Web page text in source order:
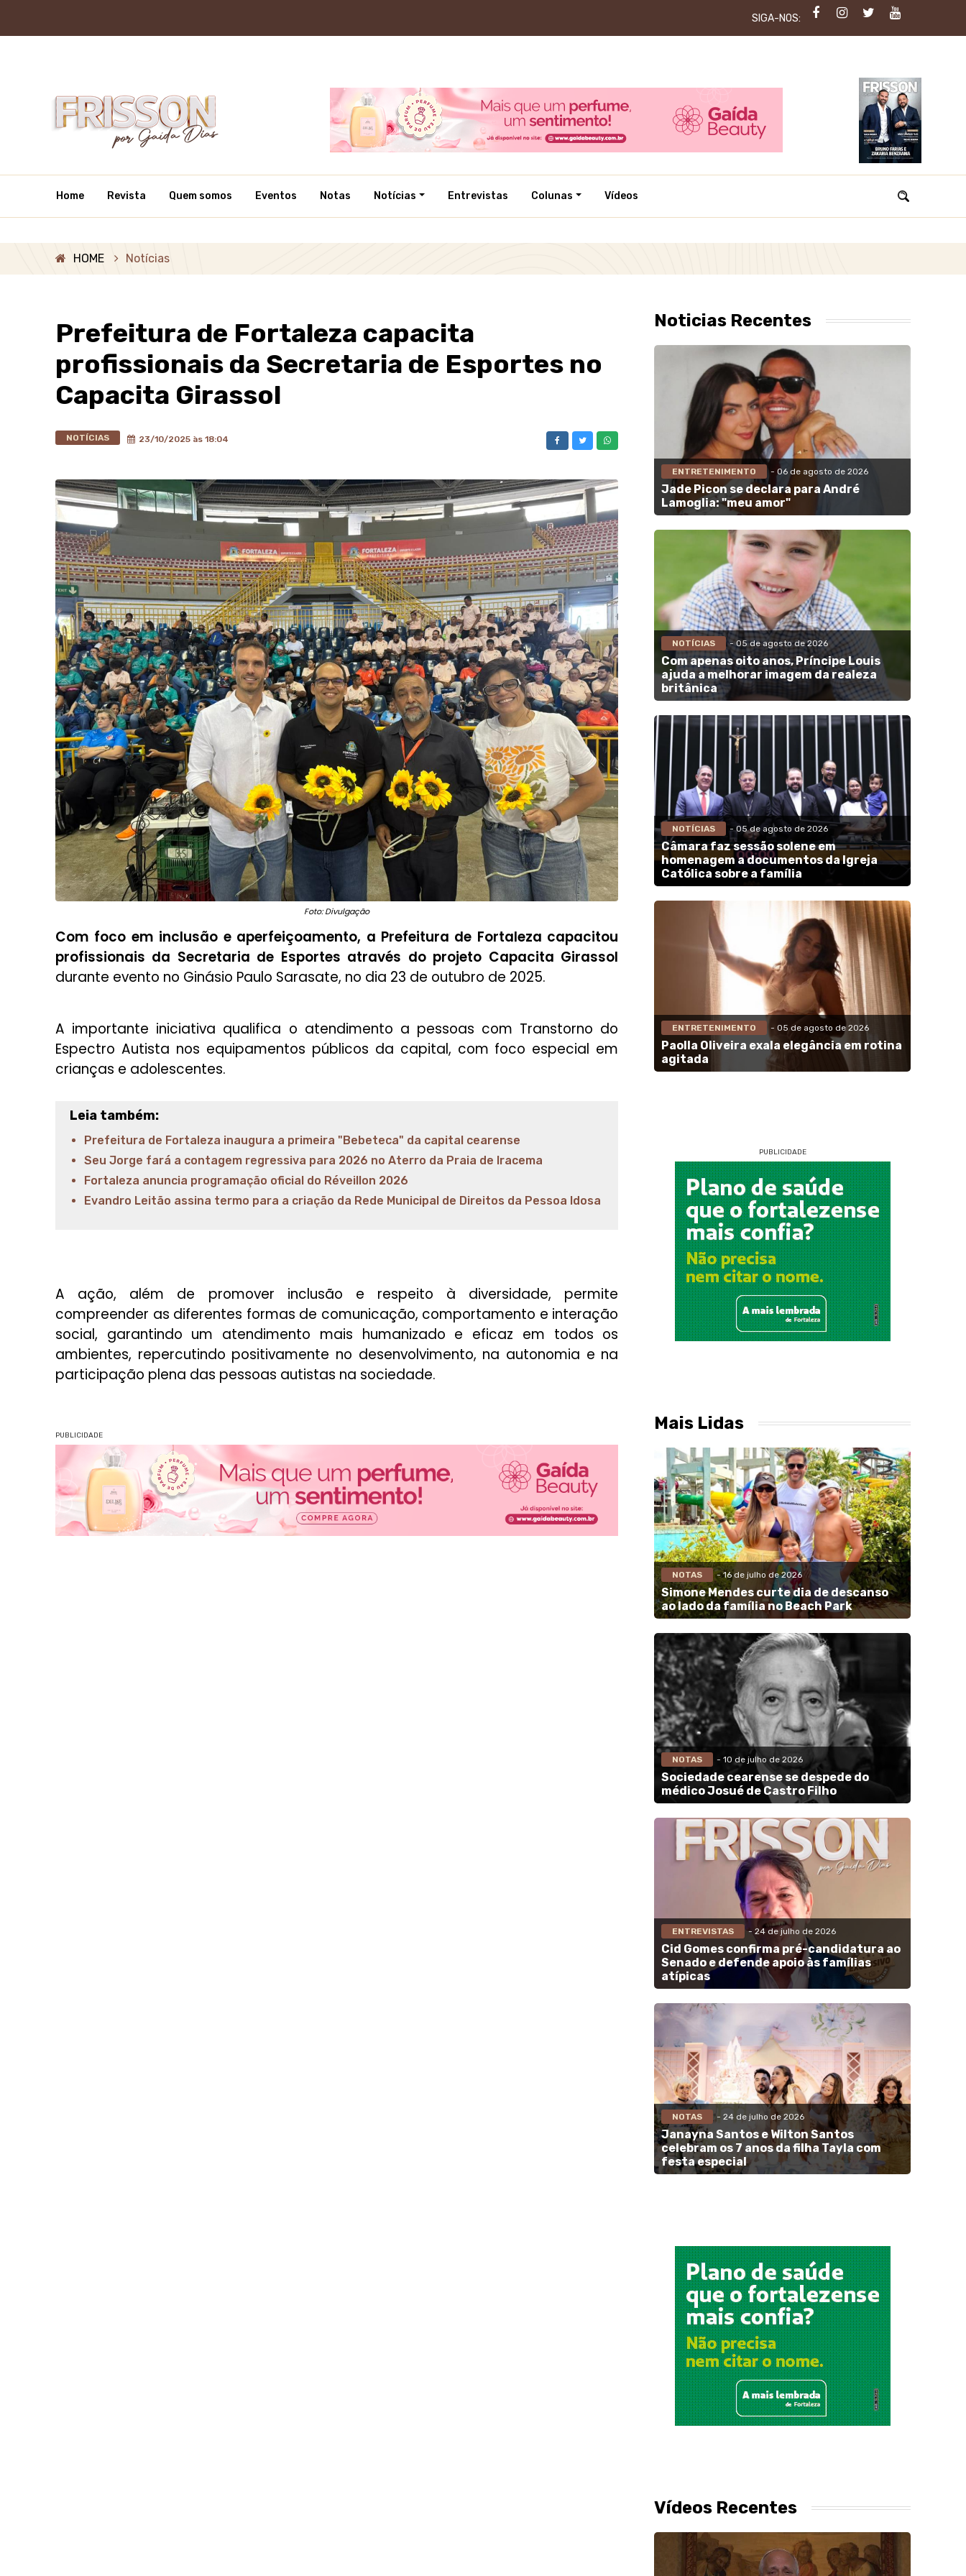
SIGA-NOS:
Home Revista Quem somos Eventos Notas Notícias Entrevistas Colunas Vídeos
HOME Notícias
Prefeitura de Fortaleza capacita
profissionais da Secretaria de Esportes no
Capacita Girassol
NOTÍCIAS 23/10/2025 às 18:04
Foto: Divulgação
Com foco em inclusão e aperfeiçoamento, a Prefeitura de Fortaleza capacitou
profissionais da Secretaria de Esportes através do projeto Capacita Girassol
durante evento no Ginásio Paulo Sarasate, no dia 23 de outubro de 2025.
A importante iniciativa qualifica o atendimento a pessoas com Transtorno do
Espectro Autista nos equipamentos públicos da capital, com foco especial em
crianças e adolescentes.
Leia também:
Prefeitura de Fortaleza inaugura a primeira "Bebeteca" da capital cearense
Seu Jorge fará a contagem regressiva para 2026 no Aterro da Praia de Iracema
Fortaleza anuncia programação oficial do Réveillon 2026
Evandro Leitão assina termo para a criação da Rede Municipal de Direitos da Pessoa Idosa
A ação, além de promover inclusão e respeito à diversidade, permite
compreender as diferentes formas de comunicação, comportamento e interação
social, garantindo um atendimento mais humanizado e eficaz em todos os
ambientes, repercutindo positivamente no desenvolvimento, na autonomia e na
participação plena das pessoas autistas na sociedade.
PUBLICIDADE
Noticias Recentes
ENTRETENIMENTO - 06 de agosto de 2026
Jade Picon se declara para André
Lamoglia: "meu amor"
NOTÍCIAS - 05 de agosto de 2026
Com apenas oito anos, Príncipe Louis
ajuda a melhorar imagem da realeza
britânica
NOTÍCIAS - 05 de agosto de 2026
Câmara faz sessão solene em
homenagem a documentos da Igreja
Católica sobre a família
ENTRETENIMENTO - 05 de agosto de 2026
Paolla Oliveira exala elegância em rotina
agitada
PUBLICIDADE
Mais Lidas
NOTAS - 16 de julho de 2026
Simone Mendes curte dia de descanso
ao lado da família no Beach Park
NOTAS - 10 de julho de 2026
Sociedade cearense se despede do
médico Josué de Castro Filho
ENTREVISTAS - 24 de julho de 2026
Cid Gomes confirma pré-candidatura ao
Senado e defende apoio às famílias
atípicas
NOTAS - 24 de julho de 2026
Janayna Santos e Wilton Santos
celebram os 7 anos da filha Tayla com
festa especial
Vídeos Recentes